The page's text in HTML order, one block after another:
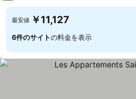
最安値 ￥11,127
6件のサイトの料金を表示